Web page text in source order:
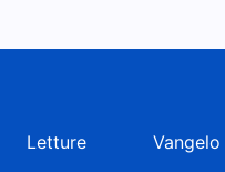
Letture Vangelo